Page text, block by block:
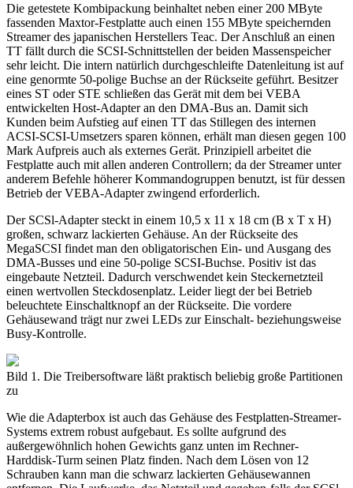
Die getestete Kombipackung beinhaltet neben einer 200 MByte
fassenden Maxtor-Festplatte auch einen 155 MByte speichernden
Streamer des japanischen Herstellers Teac. Der Anschluß an einen
TT fällt durch die SCSI-Schnittstellen der beiden Massenspeicher
sehr leicht. Die intern natürlich durchgeschleifte Datenleitung ist auf
eine genormte 50-polige Buchse an der Rückseite geführt. Besitzer
eines ST oder STE schließen das Gerät mit dem bei VEBA
entwickelten Host-Adapter an den DMA-Bus an. Damit sich
Kunden beim Aufstieg auf einen TT das Stillegen des internen
ACSI-SCSI-Umsetzers sparen können, erhält man diesen gegen 100
Mark Aufpreis auch als externes Gerät. Prinzipiell arbeitet die
Festplatte auch mit allen anderen Controllern; da der Streamer unter
anderem Befehle höherer Kommandogruppen benutzt, ist für dessen
Betrieb der VEBA-Adapter zwingend erforderlich.
Der SCSl-Adapter steckt in einem 10,5 x 11 x 18 cm (B x T x H)
großen, schwarz lackierten Gehäuse. An der Rückseite des
MegaSCSI findet man den obligatorischen Ein- und Ausgang des
DMA-Busses und eine 50-polige SCSI-Buchse. Positiv ist das
eingebaute Netzteil. Dadurch verschwendet kein Steckernetzteil
einen wertvollen Steckdosenplatz. Leider liegt der bei Betrieb
beleuchtete Einschaltknopf an der Rückseite. Die vordere
Gehäusewand trägt nur zwei LEDs zur Einschalt- beziehungsweise
Busy-Kontrolle.
Bild 1. Die Treibersoftware läßt praktisch beliebig große Partitionen
zu
Wie die Adapterbox ist auch das Gehäuse des Festplatten-Streamer-
Systems extrem robust aufgebaut. Es sollte aufgrund des
außergewöhnlich hohen Gewichts ganz unten im Rechner-
Harddisk-Turm seinen Platz finden. Nach dem Lösen von 12
Schrauben kann man die schwarz lackierten Gehäusewannen